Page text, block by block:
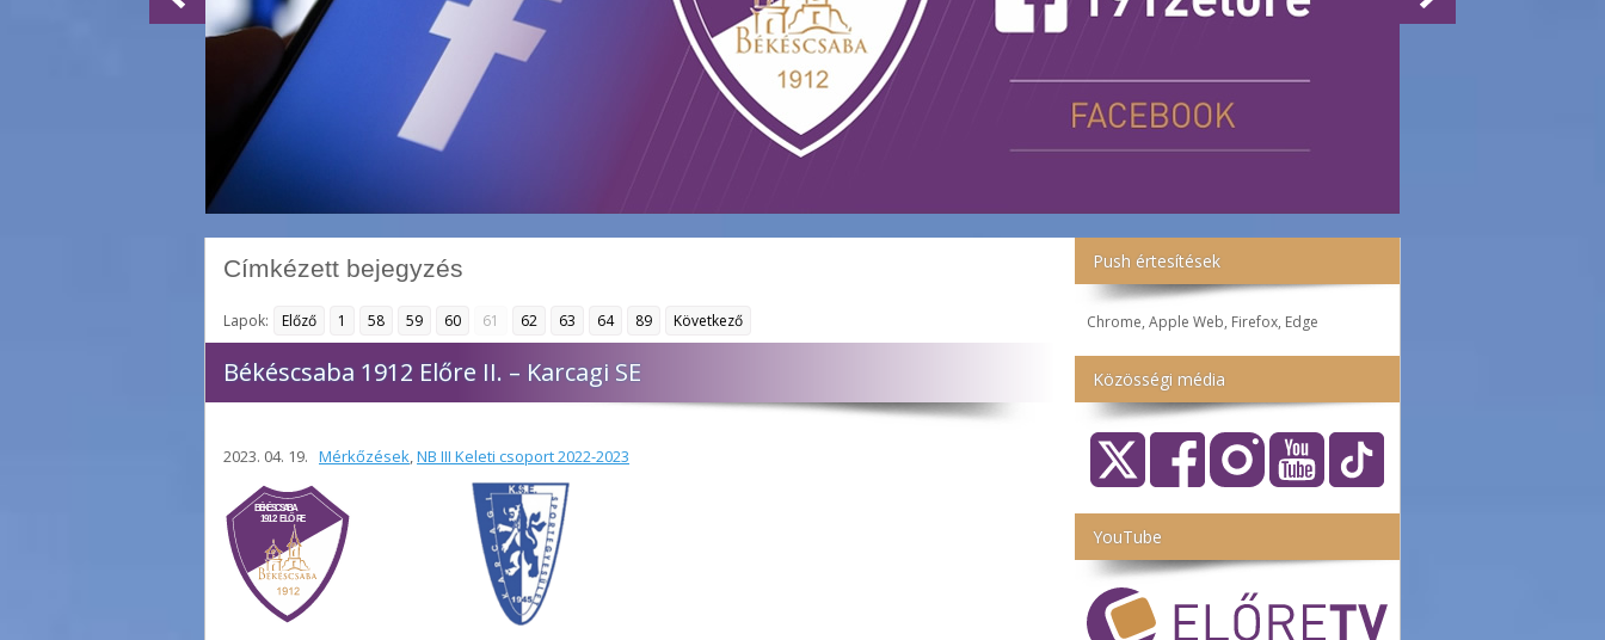
Push értesítések
Chrome, Apple Web, Firefox, Edge
Közösségi média
YouTube
Címkézett bejegyzés
Lapok: Előző 1 58 59 60 61 62 63 64 89 Következő
Békéscsaba 1912 Előre II. – Karcagi SE
2023. 04. 19. Mérkőzések,NB III Keleti csoport 2022-2023